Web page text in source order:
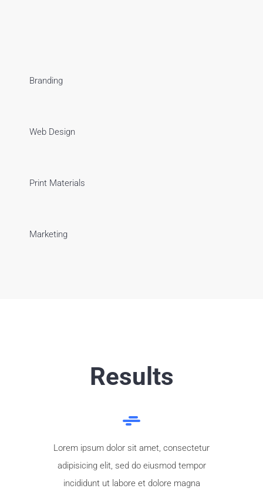
Branding
Web Design
Print Materials
Marketing
Results
Lorem ipsum dolor sit amet, consectetur
adipisicing elit, sed do eiusmod tempor
incididunt ut labore et dolore magna